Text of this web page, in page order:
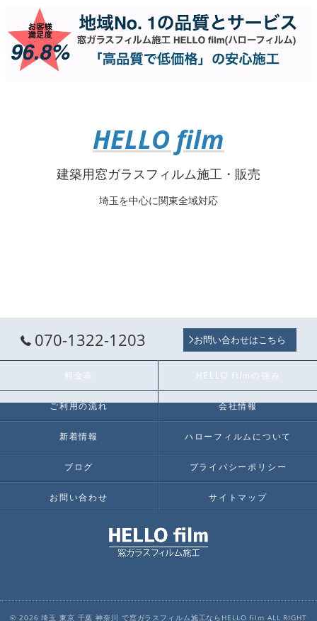
HELLO film
建築用窓ガラスフィルム施工・販売
埼玉を中心に関東全域対応
070-1322-1203 お問い合わせはこちら
料金表 HELLO filmの強み
ご利用の流れ 会社情報
新着情報 ハローフィルムについて
ブログ プライバシーポリシー
お問い合わせ サイトマップ
© 2026 埼玉 東京 千葉 神奈川 で窓ガラスフィルム施工ならHELLO film ALL RIGHT